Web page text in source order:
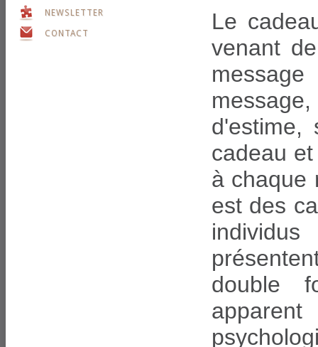
NEWSLETTER
CONTACT
Le
venant
cadeau
à chaque
est des
double